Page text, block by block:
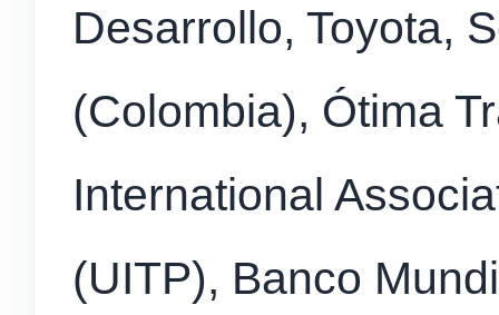
Desarrollo, Toyota,
(Colombia), Ótima
International
(UITP), Banco